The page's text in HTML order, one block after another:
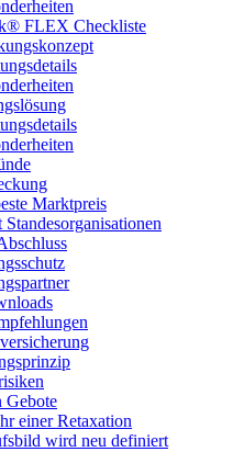
FLEX Checkliste
Marktpreis
Gebote
einer Retaxation
wird neu definiert